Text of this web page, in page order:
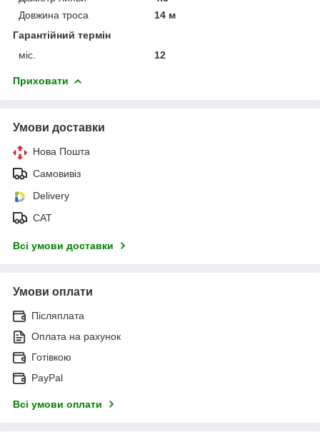
Довжина троса
14 м
Гарантійний термін
міс.
12
Приховати
Умови доставки
Нова Пошта
Самовивіз
Delivery
САТ
Всі умови доставки
Умови оплати
Післяплата
Оплата на рахунок
Готівкою
PayPal
Всі умови оплати